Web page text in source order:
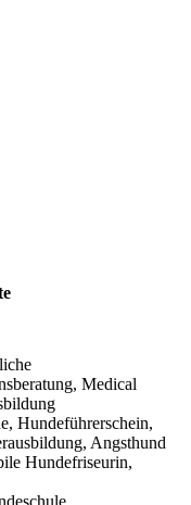
Medical
Hundeführerschein,
Angsthund
Hundefriseurin,